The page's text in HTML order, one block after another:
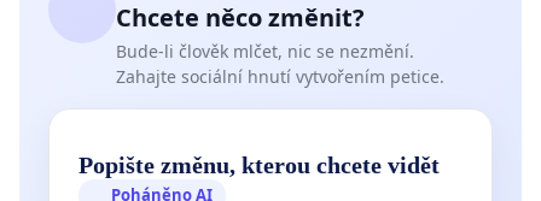
Chcete něco změnit?
Bude-li člověk mlčet, nic se nezmění.
Zahajte sociální hnutí vytvořením petice.
Popište změnu, kterou chcete vidět
Poháněno AI